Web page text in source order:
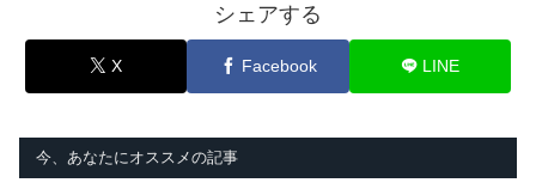
シェアする
X Facebook LINE
今、あなたにオススメの記事